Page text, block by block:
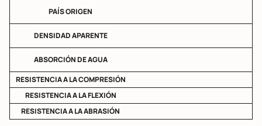
PAÍS ORIGEN
DENSIDAD APARENTE
ABSORCIÓN DE AGUA
RESISTENCIA A LA COMPRESIÓN
RESISTENCIA A LA FLEXIÓN
RESISTENCIA A LA ABRASIÓN